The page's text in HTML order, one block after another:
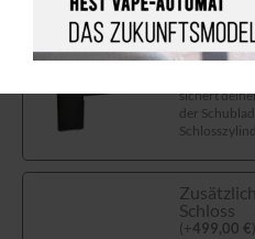
Der
sichert
der
Schloss
(+499,00 €)